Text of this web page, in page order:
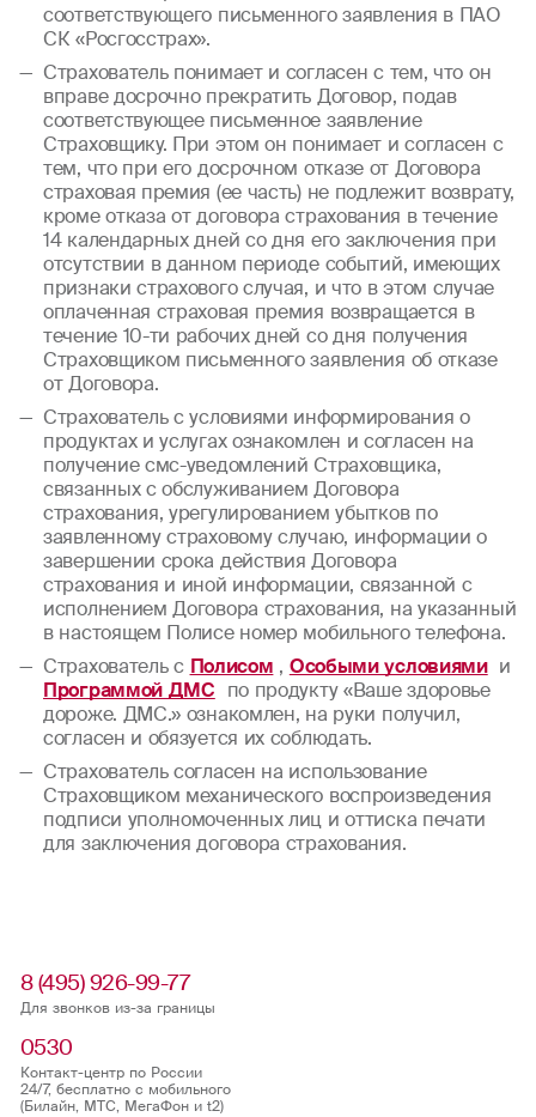
соответствующего письменного заявления в ПАО
СК «Росгосстрах».
Страхователь понимает и согласен с тем, что он
вправе досрочно прекратить Договор, подав
соответствующее письменное заявление
Страховщику. При этом он понимает и согласен с
тем, что при его досрочном отказе от Договора
страховая премия (ее часть) не подлежит возврату,
кроме отказа от договора страхования в течение
14 календарных дней со дня его заключения при
отсутствии в данном периоде событий, имеющих
признаки страхового случая, и что в этом случае
оплаченная страховая премия возвращается в
течение 10-ти рабочих дней со дня получения
Страховщиком письменного заявления об отказе
от Договора.
Страхователь с условиями информирования о
продуктах и услугах ознакомлен и согласен на
получение смс-уведомлений Страховщика,
связанных с обслуживанием Договора
страхования, урегулированием убытков по
заявленному страховому случаю, информации о
завершении срока действия Договора
страхования и иной информации, связанной с
исполнением Договора страхования, на указанный
в настоящем Полисе номер мобильного телефона.
Страхователь с Полисом , Особыми условиями и
Программой ДМС по продукту «Ваше здоровье
дороже. ДМС.» ознакомлен, на руки получил,
согласен и обязуется их соблюдать.
Страхователь согласен на использование
Страховщиком механического воспроизведения
подписи уполномоченных лиц и оттиска печати
для заключения договора страхования.
8 (495) 926-99-77
Для звонков из-за границы
0530
Контакт-центр по России
24/7, бесплатно с мобильного
(Билайн, МТС, МегаФон и t2)